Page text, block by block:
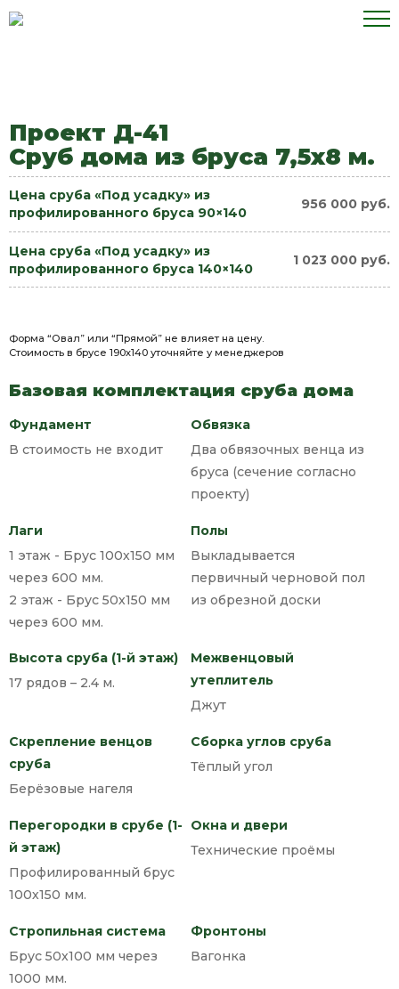
содержимому
Проект Д-41
Сруб дома из бруса 7,5х8 м.
Цена сруба «Под усадку» из
профилированного бруса 90×140
956 000 руб.
Цена сруба «Под усадку» из
профилированного бруса 140×140
1 023 000 руб.
Форма “Овал” или “Прямой” не влияет на цену.
Стоимость в брусе 190х140 уточняйте у менеджеров
Базовая комплектация сруба дома
Фундамент
В стоимость не входит
Обвязка
Два обвязочных венца из
бруса (сечение согласно
проекту)
Лаги
1 этаж - Брус 100х150 мм
через 600 мм.
2 этаж - Брус 50х150 мм
через 600 мм.
Полы
Выкладывается
первичный черновой пол
из обрезной доски
Высота сруба (1-й этаж)
17 рядов – 2.4 м.
Межвенцовый
утеплитель
Джут
Скрепление венцов
сруба
Берёзовые нагеля
Сборка углов сруба
Тёплый угол
Перегородки в срубе (1-
й этаж)
Профилированный брус
100х150 мм.
Окна и двери
Технические проёмы
Стропильная система
Брус 50х100 мм через
1000 мм.
Фронтоны
Вагонка